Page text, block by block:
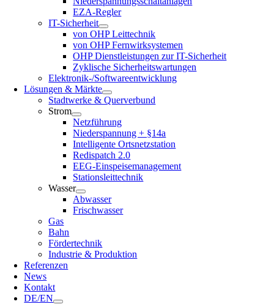
EZA-Regler
IT-Sicherheit
von OHP Leittechnik
von OHP Fernwirksystemen
OHP Dienstleistungen zur IT-Sicherheit
Zyklische Sicherheitswartungen
Elektronik-/Softwareentwicklung
Lösungen & Märkte
Stadtwerke & Querverbund
Strom
Netzführung
Niederspannung + §14a
Intelligente Ortsnetzstation
Redispatch 2.0
EEG-Einspeisemanagement
Stationsleittechnik
Wasser
Abwasser
Frischwasser
Gas
Bahn
Fördertechnik
Industrie & Produktion
Referenzen
News
Kontakt
DE/EN